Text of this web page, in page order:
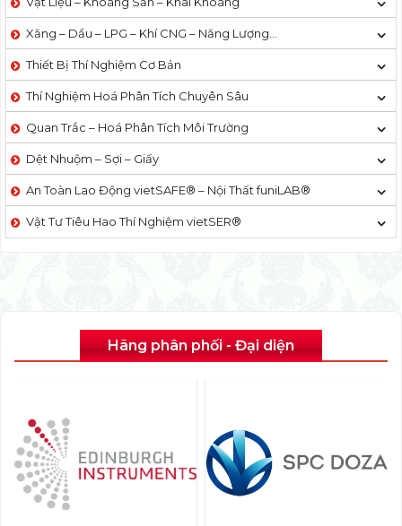
Xăng – Dầu – LPG – Khí CNG – Năng Lượng…
Thiết Bị Thí Nghiệm Cơ Bản
Thí Nghiệm Hoá Phân Tích Chuyên Sâu
Quan Trắc – Hoá Phân Tích Môi Trường
Dệt Nhuộm – Sợi – Giấy
An Toàn Lao Động vietSAFE® – Nội Thất funiLAB®
Vật Tư Tiêu Hao Thí Nghiệm vietSER®
Hãng phân phối - Đại diện